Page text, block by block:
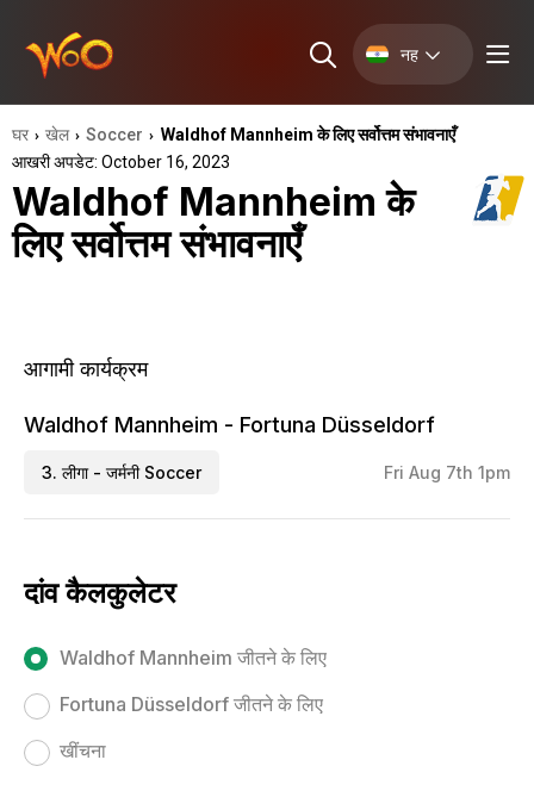
नह
घर › खेल › Soccer › Waldhof Mannheim के लिए सर्वोत्तम संभावनाएँ
आखरी अपडेट: October 16, 2023
Waldhof Mannheim के
लिए सर्वोत्तम संभावनाएँ
आगामी कार्यक्रम
Waldhof Mannheim - Fortuna Düsseldorf
3. लीगा - जर्मनी Soccer Fri Aug 7th 1pm
दांव कैलकुलेटर
Waldhof Mannheim जीतने के लिए
Fortuna Düsseldorf जीतने के लिए
खींचना